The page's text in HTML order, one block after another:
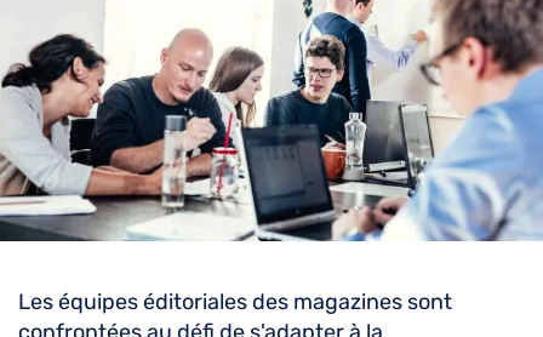
Les équipes éditoriales des magazines sont